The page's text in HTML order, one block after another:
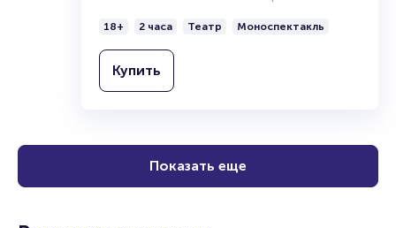
18+ 2 часа Театр Моноспектакль
Купить
Показать еще